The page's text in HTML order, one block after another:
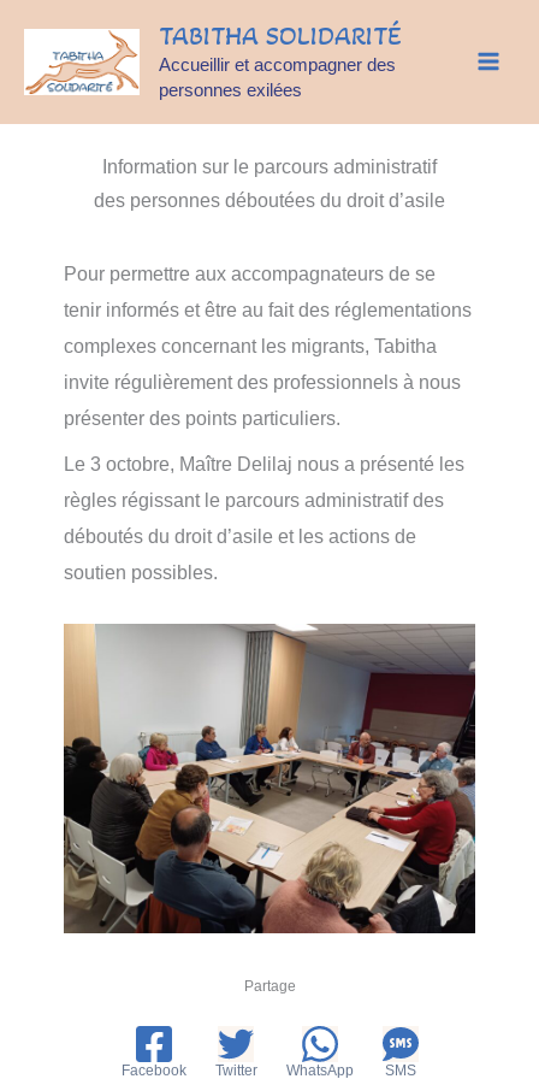
contenu
TABITHA SOLIDARITÉ
Accueillir et accompagner des
personnes exilées
Information sur le parcours administratif
des personnes déboutées du droit d’asile
Pour permettre aux accompagnateurs de se
tenir informés et être au fait des réglementations
complexes concernant les migrants, Tabitha
invite régulièrement des professionnels à nous
présenter des points particuliers.
Le 3 octobre, Maître Delilaj nous a présenté les
règles régissant le parcours administratif des
déboutés du droit d’asile et les actions de
soutien possibles.
Partage
Facebook Twitter WhatsApp SMS